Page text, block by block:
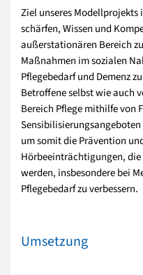
Ziel unseres Modellprojekts
schärfen, Wissen und
außerstationären Bereich
Maßnahmen im sozialen
Pflegebedarf und Demenz
Betroffene selbst wie auch
Bereich Pflege mithilfe von
um somit die Prävention
Hörbeeinträchtigungen, die
werden, insbesondere bei
Pflegebedarf zu verbessern.
Umsetzung